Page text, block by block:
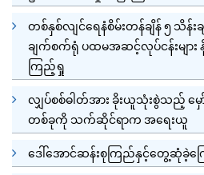
တစ်နှစ်လျင်ရေနံစိမ်းတန်ချိန် ၅ သိ
ချက်စက်ရုံ ပထမအဆင့်လုပ်ငန်းများ
ကြည့်ရှု
လျှပ်စစ်ဓါတ်အား ခိုးယူသုံးစွဲသည့် မှ
တစ်ခုကို သက်ဆိုင်ရာက အရေးယူ
ဒေါ်အောင်ဆန်းစုကြည်နှင့်တွေ့ဆုံခဲ့ကြ